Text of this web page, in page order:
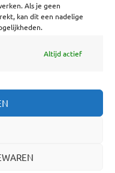
Als je geen
kan dit een nadelige
Altijd actief
| Salzburg 29 |